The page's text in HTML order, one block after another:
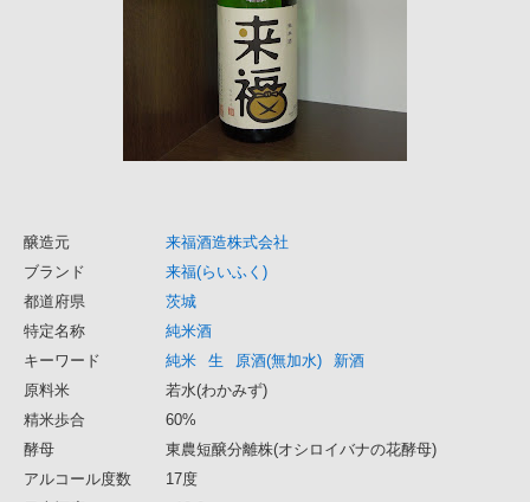
醸造元
来福酒造株式会社
ブランド
来福(らいふく)
都道府県
茨城
特定名称
純米酒
キーワード
純米 生 原酒(無加水)
新酒
原料米
若水(わかみず)
精米歩合
60%
酵母
東農短醸分離株(オシロイバナの花酵母)
アルコール度数
17度